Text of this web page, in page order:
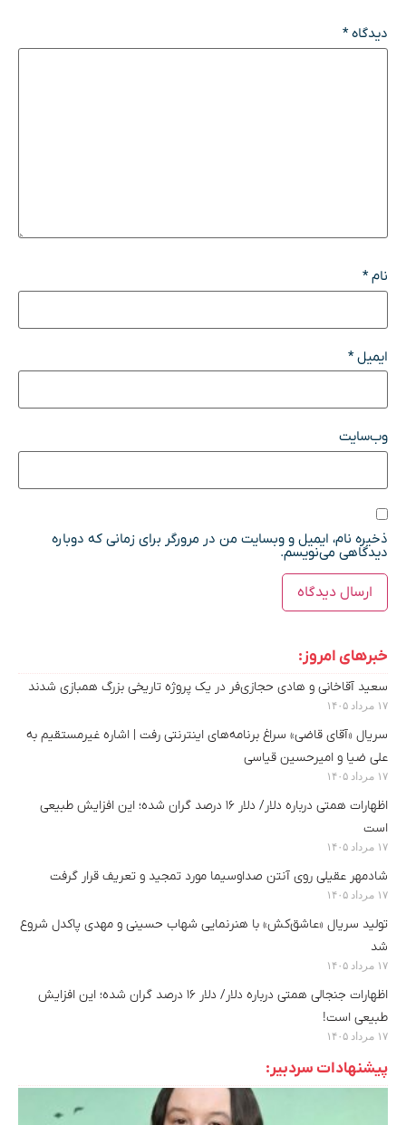
دیدگاه*
نام*
ایمیل*
وب‌سایت
ذخیره نام، ایمیل و وبسایت من در مرورگر برای زمانی که دوباره
دیدگاهی می‌نویسم.
خبرهای امروز:
سعید آقاخانی و هادی حجازی‌فر در یک پروژه تاریخی بزرگ همبازی شدند
۱۷ مرداد ۱۴۰۵
سریال «آقای قاضی» سراغ برنامه‌های اینترنتی رفت | اشاره غیرمستقیم به
علی ضیا و امیرحسین قیاسی
۱۷ مرداد ۱۴۰۵
اظهارات همتی درباره دلار/ دلار ۱۶ درصد گران شده؛ این افزایش طبیعی
است
۱۷ مرداد ۱۴۰۵
شادمهر عقیلی روی آنتن صداوسیما مورد تمجید و تعریف قرار گرفت
۱۷ مرداد ۱۴۰۵
تولید سریال «عاشق‌کش» با هنرنمایی شهاب حسینی و مهدی پاکدل شروع
شد
۱۷ مرداد ۱۴۰۵
اظهارات جنجالی همتی درباره دلار/ دلار ۱۶ درصد گران شده؛ این افزایش
طبیعی است!
۱۷ مرداد ۱۴۰۵
پیشنهادات سردبیر: